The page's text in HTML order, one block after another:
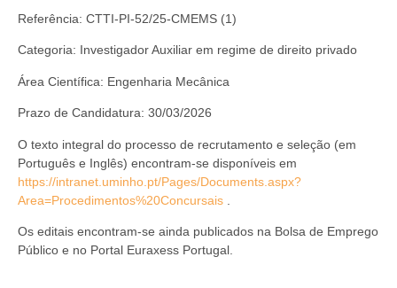
Referência: CTTI-PI-52/25-CMEMS (1)
Categoria: Investigador Auxiliar em regime de direito privado
Área Científica: Engenharia Mecânica
Prazo de Candidatura: 30/03/2026
O texto integral do processo de recrutamento e seleção (em
Português e Inglês) encontram-se disponíveis em
https://intranet.uminho.pt/Pages/Documents.aspx?
Area=Procedimentos%20Concursais
Os editais encontram-se ainda publicados na Bolsa de Emprego
Público e no Portal Euraxess Portugal.